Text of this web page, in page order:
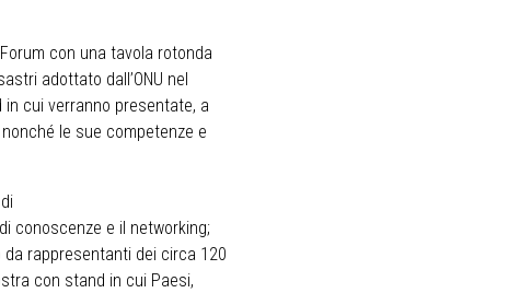
con una tavola rotonda
adottato dall’ONU nel
cui verranno presentate, a
le sue competenze e
conoscenze e il networking;
da rappresentanti dei circa 120
con stand in cui Paesi,